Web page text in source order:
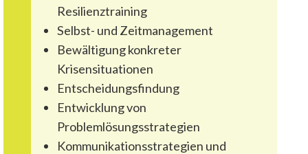
Resilienztraining
Selbst- und Zeitmanagement
Bewältigung konkreter
Krisensituationen
Entscheidungsfindung
Entwicklung von
Problemlösungsstrategien
Kommunikationsstrategien und